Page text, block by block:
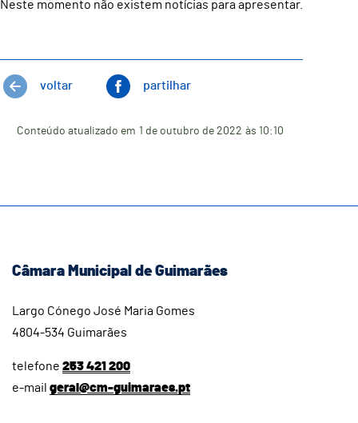
Neste momento não existem notícias para apresentar.
voltar partilhar
Conteúdo atualizado em 1 de outubro de 2022 às 10:10
Câmara Municipal de Guimarães
Largo Cónego José Maria Gomes
4804-534 Guimarães
telefone 253 421 200
e-mail geral@cm-guimaraes.pt